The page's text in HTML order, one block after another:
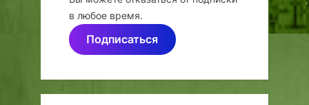
в любое время.
Подписаться